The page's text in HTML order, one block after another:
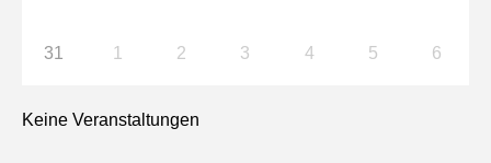
31 1 2 3 4 5 6
Keine Veranstaltungen